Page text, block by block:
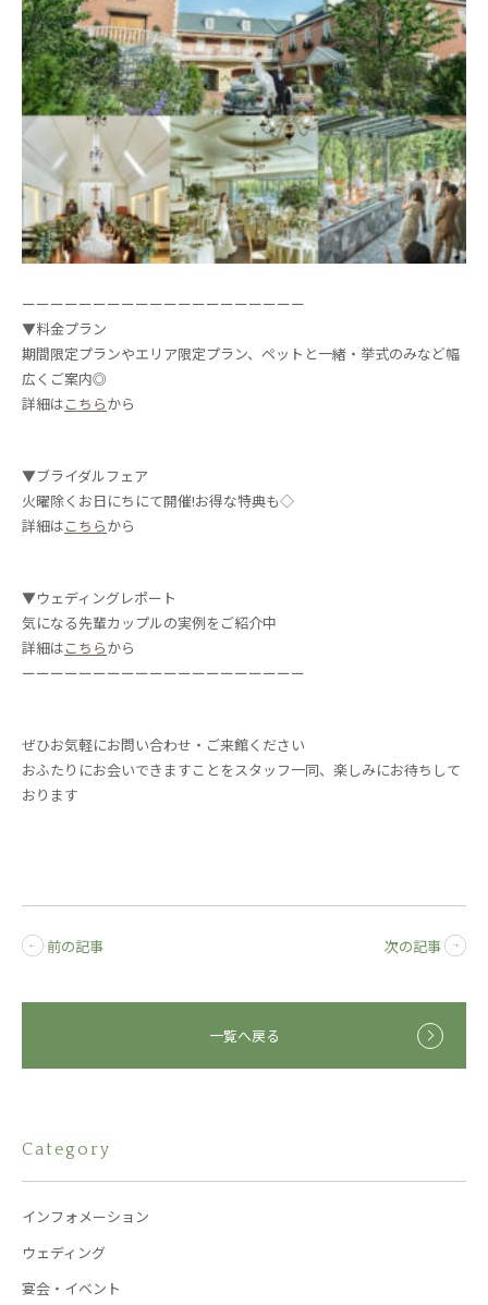
ーーーーーーーーーーーーーーーーーーーー
▼料金プラン
期間限定プランやエリア限定プラン、ペットと一緒・挙式のみなど幅
広くご案内◎
詳細はこちらから
▼ブライダルフェア
火曜除くお日にちにて開催!お得な特典も◇
詳細はこちらから
▼ウェディングレポート
気になる先輩カップルの実例をご紹介中
詳細はこちらから
ーーーーーーーーーーーーーーーーーーーー
ぜひお気軽にお問い合わせ・ご来館ください
おふたりにお会いできますことをスタッフ一同、楽しみにお待ちして
おります
前の記事 次の記事
一覧へ戻る
Category
インフォメーション
ウェディング
宴会・イベント